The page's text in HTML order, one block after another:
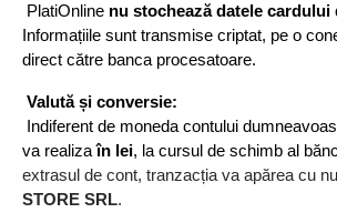
PlatiOnline nu stochează datele cardului
Informațiile sunt transmise criptat, pe o
direct către banca procesatoare.
Valută și conversie:
va realiza în lei, la cursul de schimb al
extrasul de cont, tranzacția va apărea cu
STORE SRL.